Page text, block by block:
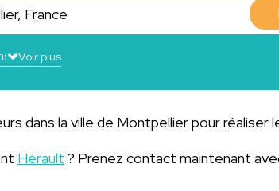
Voir plus
dans la ville de Montpellier pour réaliser
Hérault ? Prenez contact maintenant